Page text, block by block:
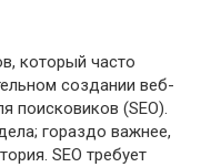
который часто
создании веб-
поисковиков (SEO).
гораздо важнее,
SEO требует